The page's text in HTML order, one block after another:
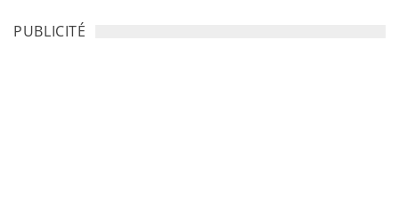
PUBLICITÉ